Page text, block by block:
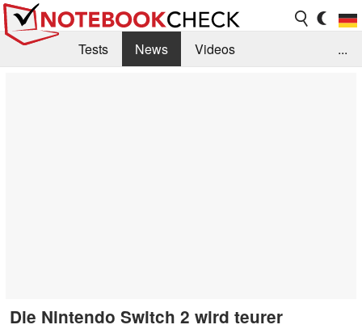
Tests News
Videos
...
Die Nintendo Switch 2 wird teurer